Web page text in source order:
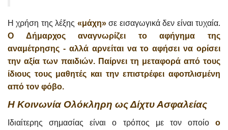
Η χρήση της λέξης «μάχη» σε εισαγωγικά δεν είναι τυχαία.
Ο Δήμαρχος αναγνωρίζει το αφήγημα της
αναμέτρησης - αλλά αρνείται να το αφήσει να ορίσει
την αξία των παιδιών. Παίρνει τη μεταφορά από τους
ίδιους τους μαθητές και την επιστρέφει αφοπλισμένη
από τον φόβο.
Η Κοινωνία Ολόκληρη ως Δίχτυ Ασφαλείας
Ιδιαίτερης σημασίας είναι ο τρόπος με τον οποίο
ο